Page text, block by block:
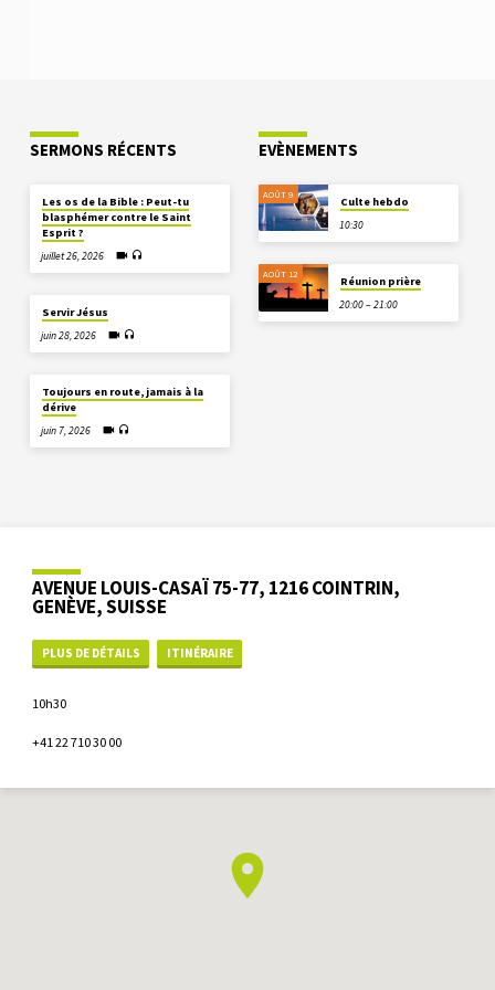
SERMONS RÉCENTS
Les os de la Bible : Peut-tu
blasphémer contre le Saint
Esprit ?
juillet 26, 2026
Servir Jésus
juin 28, 2026
Toujours en route, jamais à la
dérive
juin 7, 2026
EVÈNEMENTS
AOÛT 9
Culte hebdo
10:30
AOÛT 12
Réunion prière
20:00 – 21:00
AVENUE LOUIS-CASAÏ 75-77, 1216 COINTRIN,
GENÈVE, SUISSE
PLUS DE DÉTAILS ITINÉRAIRE
10h30
+41 22 710 30 00